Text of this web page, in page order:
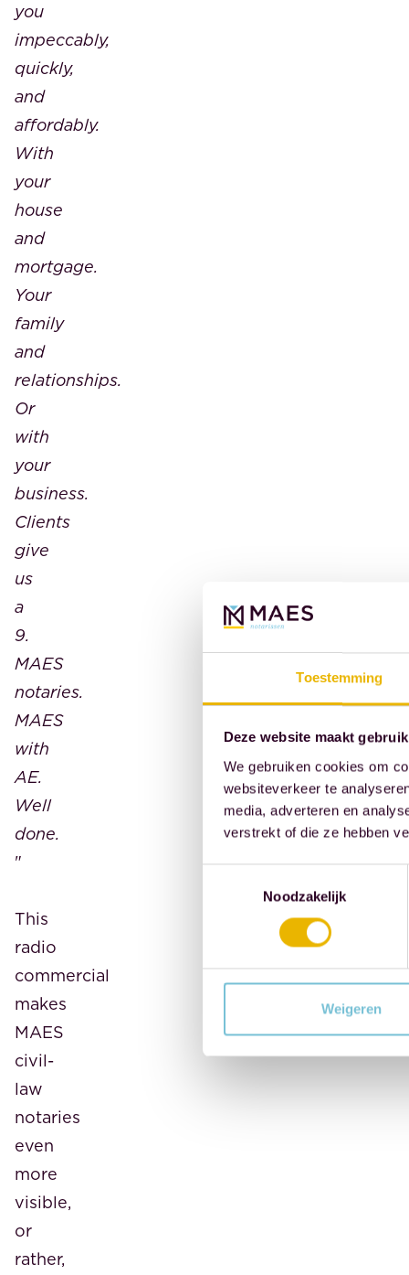
Toestemming
Deze website maakt
We gebruiken cookies om
websiteverkeer te
media, adverteren en
verstrekt of die ze hebben
Noodzakelijk
Weigeren
you
impeccably,
quickly,
and
affordably.
With
your
house
and
mortgage.
Your
family
and
relationships.
Or
with
your
business.
Clients
give
us
a
9.
MAES
notaries.
MAES
with
AE.
Well
done.
"
This
radio
commercial
makes
MAES
civil-
law
notaries
even
more
visible,
or
rather,